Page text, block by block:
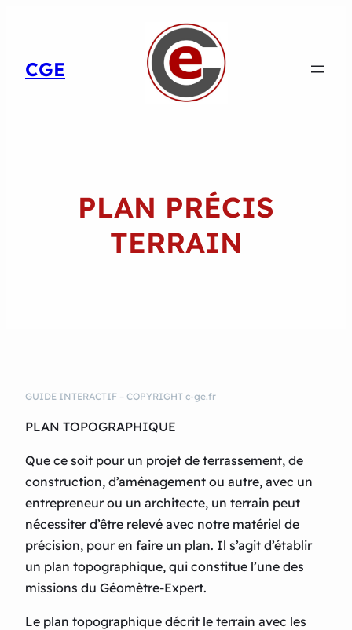
CGE
PLAN PRÉCIS
TERRAIN
GUIDE INTERACTIF – COPYRIGHT c-ge.fr
PLAN TOPOGRAPHIQUE
Que ce soit pour un projet de terrassement, de
construction, d’aménagement ou autre, avec un
entrepreneur ou un architecte, un terrain peut
nécessiter d’être relevé avec notre matériel de
précision, pour en faire un plan. Il s’agit d’établir
un plan topographique, qui constitue l’une des
missions du Géomètre-Expert.
Le plan topographique décrit le terrain avec les